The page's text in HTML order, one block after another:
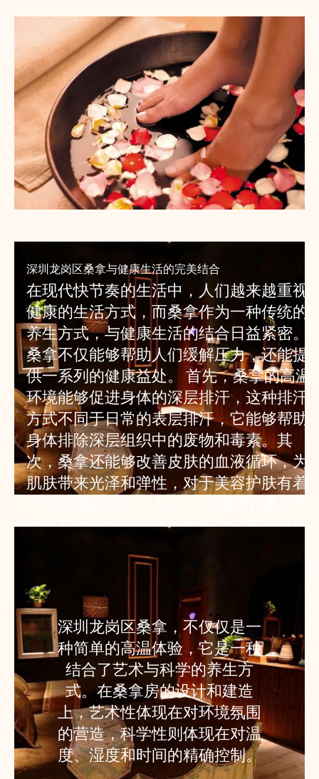
深圳龙岗区桑拿与健康生活的完美结合
在现代快节奏的生活中，人们越来越重视
健康的生活方式，而桑拿作为一种传统的
养生方式，与健康生活的结合日益紧密。
桑拿不仅能够帮助人们缓解压力，还能提
供一系列的健康益处。 首先，桑拿的高温
环境能够促进身体的深层排汗，这种排汗
方式不同于日常的表层排汗，它能够帮助
身体排除深层组织中的废物和毒素。其
次，桑拿还能够改善皮肤的血液循环，为
肌肤带来光泽和弹性，对于美容护肤有着
生还有助于提高身体的免疫力。在高温环
白”的物质，这种物质能够增强免疫系统的
功能，帮助身体抵抗疾病。 为了最大化桑
拿的养生效果，建议在桑拿前后进行适当
的伸展运动，以促进肌肉的放松和血液循
环。同时，桑拿后进行一次冷水淋浴，能
够有效刺激血管，进一步提高心血管系统
的适应能力。
深圳龙岗区桑拿，不仅仅是一
种简单的高温体验，它是一种
结合了艺术与科学的养生方
式。在桑拿房的设计和建造
上，艺术性体现在对环境氛围
的营造，科学性则体现在对温
度、湿度和时间的精确控制。